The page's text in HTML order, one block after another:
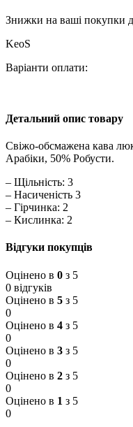
Знижки на ваші покупки
KeoS
Варіанти оплати:
Детальний опис товару
Cвіжо-обсмажена кава
Арабіки, 50% Робусти.
– Щільність: 3
– Насиченість 3
– Гірчинка: 2
– Кислинка: 2
Відгуки покупців
Оцінено в 0 з 5
0 відгуків
Оцінено в 5 з 5
0
Оцінено в 4 з 5
0
Оцінено в 3 з 5
0
Оцінено в 2 з 5
0
Оцінено в 1 з 5
0